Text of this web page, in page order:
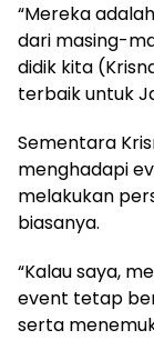
“Mereka
dari masing-
didik kita
terbaik untuk
Sementara
menghadapi
melakukan
biasanya.
“Kalau saya,
event tetap
serta